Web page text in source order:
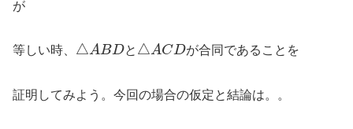
が
等しい時、
△ A BD
と
△ A CD
が合同であることを
証明してみよう。今回の場合の仮定と結論は。。